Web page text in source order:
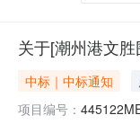
关于[潮州港文
中标｜中标通知
项目编号：